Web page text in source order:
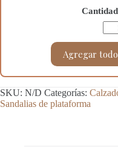
Agregar
SKU: N/D Categorías:
Sandalias de plataforma